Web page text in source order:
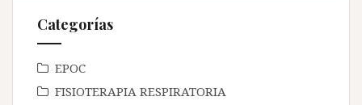
Categorías
EPOC
FISIOTERAPIA RESPIRATORIA